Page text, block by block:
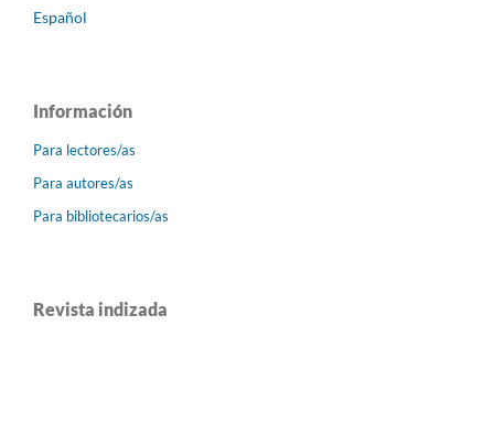
Español
Información
Para lectores/as
Para autores/as
Para bibliotecarios/as
Revista indizada